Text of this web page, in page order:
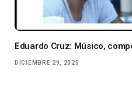
Eduardo Cruz: Músico,
DICIEMBRE 29, 2025